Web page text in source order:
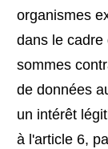
organismes
dans le cadre
sommes
de données
un intérêt
à l'article 6,